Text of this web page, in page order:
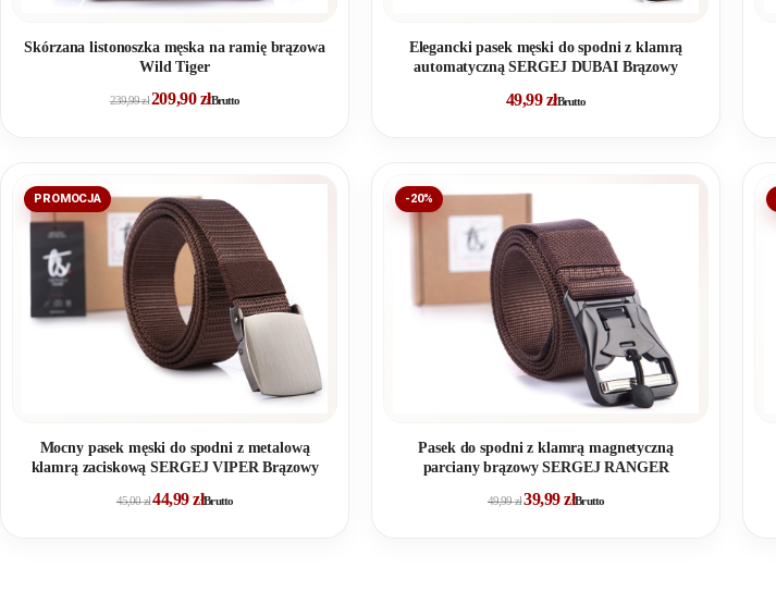
Skórzana listonoszka męska na ramię brązowa
Wild Tiger
239,99zł209,90złBrutto
Elegancki pasek męski do spodni z klamrą
automatyczną SERGEJ DUBAI Brązowy
49,99złBrutto
PROMOCJA
Mocny pasek męski do spodni z metalową
klamrą zaciskową SERGEJ VIPER Brązowy
45,00zł44,99złBrutto
-20%
Pasek do spodni z klamrą magnetyczną
parciany brązowy SERGEJ RANGER
49,99zł39,99złBrutto